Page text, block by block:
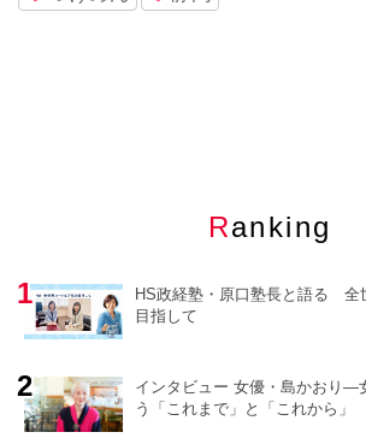
Ranking
HS政経塾・原口塾長と語る 全
目指して
インタビュー 女優・島かおり―
う「これまで」と「これから」